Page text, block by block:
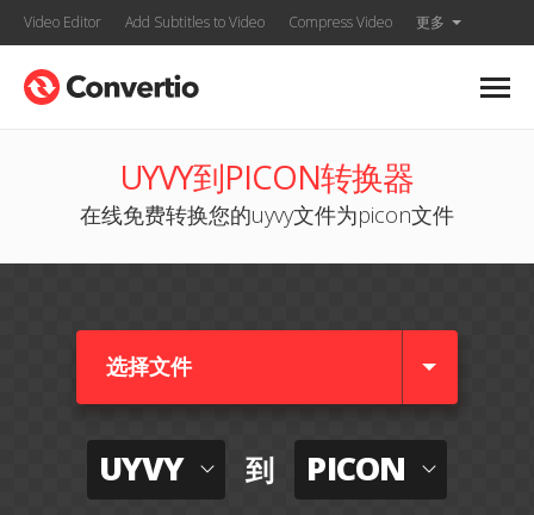
Video Editor Add Subtitles to Video Compress Video 更多
UYVY到PICON转换器
在线免费转换您的uyvy文件为picon文件
选择文件
UYVY 到 PICON